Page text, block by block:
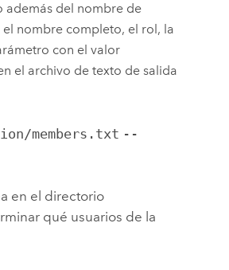
además del nombre de
nombre completo, el rol, la
con el valor
el archivo de texto de salida
members.txt --
en el directorio
qué usuarios de la